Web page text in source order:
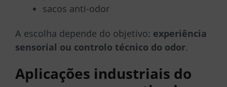
sacos anti-odor
A escolha depende do objetivo: experiência
sensorial ou controlo técnico do odor.
Aplicações industriais do